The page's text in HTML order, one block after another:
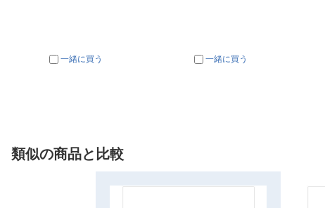
一緒に買う 一緒に買う
類似の商品と比較